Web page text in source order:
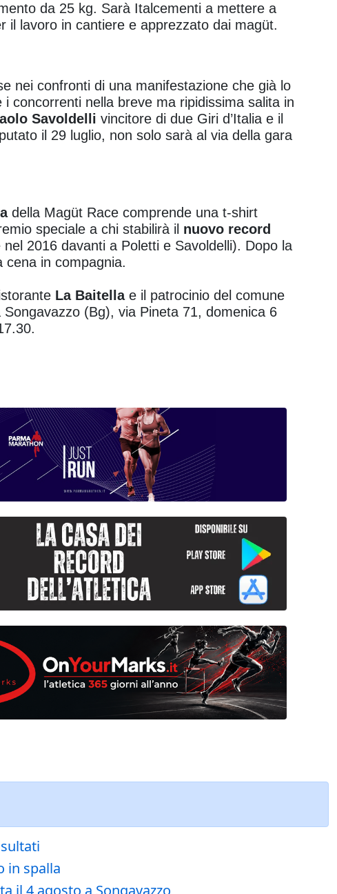
da 25 kg. Sarà Italcementi a mettere a
il lavoro in cantiere e apprezzato dai magüt.
nei confronti di una manifestazione che già lo
concorrenti nella breve ma ripidissima salita in
Savoldelli vincitore di due Giri d’Italia e il
il 29 luglio, non solo sarà al via della gara
della Magüt Race comprende una t-shirt
speciale a chi stabilirà il nuovo record
2016 davanti a Poletti e Savoldelli). Dopo la
cena in compagnia.
La Baitellae il patrocinio del comune
(Bg), via Pineta 71, domenica 6
in spalla
il 4 agosto a Songavazzo